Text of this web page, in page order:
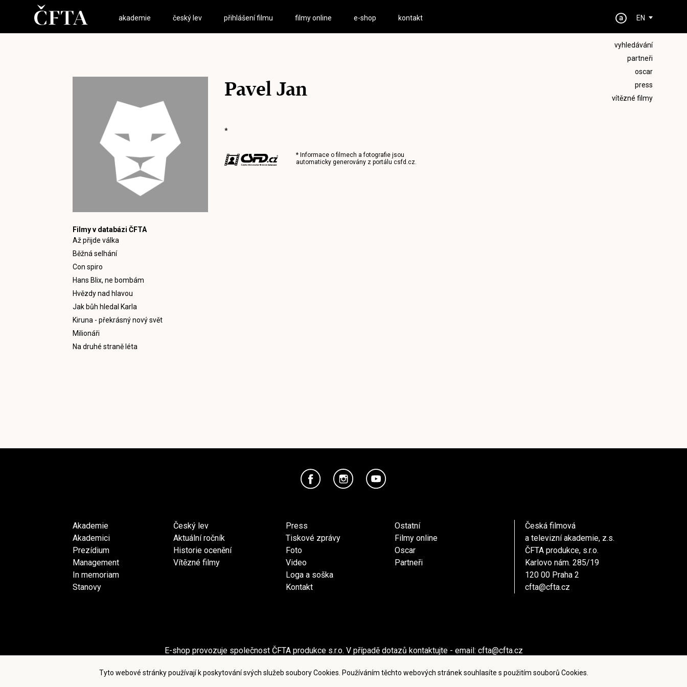
akademie český lev přihlášení filmu filmy online e-shop kontakt EN
vyhledávání
partneři
oscar
press
vítězné filmy
Filmy v databázi ČFTA
Až přijde válka
Běžná selhání
Con spiro
Hans Blix, ne bombám
Hvězdy nad hlavou
Jak bůh hledal Karla
Kiruna - překrásný nový svět
Milionáři
Na druhé straně léta
Pavel Jan
*
* Informace o filmech a fotografie jsou
automaticky generovány z portálu csfd.cz.
Tyto webové stránky používají k poskytování svých služeb soubory Cookies. Používáním těchto webových stránek souhlasíte s použitím souborů Cookies.
Akademie
Akademici
Prezídium
Management
In memoriam
Stanovy
Český lev
Aktuální ročník
Historie ocenění
Vítězné filmy
Press
Tiskové zprávy
Foto
Video
Loga a soška
Kontakt
Ostatní
Filmy online
Oscar
Partneři
Česká filmová
a televizní akademie, z.s.
ČFTA produkce, s.r.o.
Karlovo nám. 285/19
120 00 Praha 2
cfta@cfta.cz
E-shop provozuje společnost ČFTA produkce s.r.o. V případě dotazů kontaktujte - email: cfta@cfta.cz